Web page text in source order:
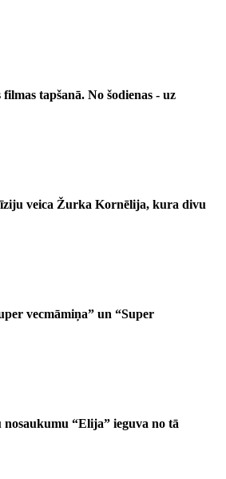
tapšanā. No šodienas - uz
veica Žurka Kornēlija, kura divu
vecmāmiņa” un “Super
nosaukumu “Elija” ieguva no tā